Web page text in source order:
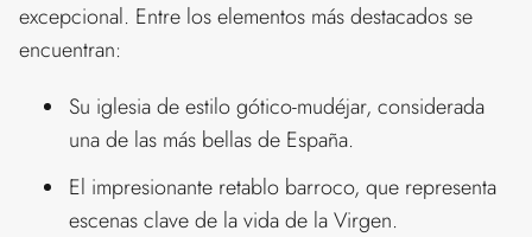
excepcional. Entre los elementos más destacados se
encuentran:
Su iglesia de estilo gótico-mudéjar, considerada
una de las más bellas de España.
El impresionante retablo barroco, que representa
escenas clave de la vida de la Virgen.